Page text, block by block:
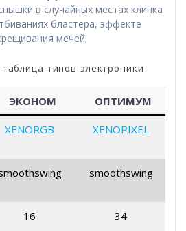
в случайных местах клинка
бластера, эффекте
мечей;
типов электроники
ЭКОНОМ ОПТИМУМ
XENORGB XENOPIXEL
smoothswing
16 34